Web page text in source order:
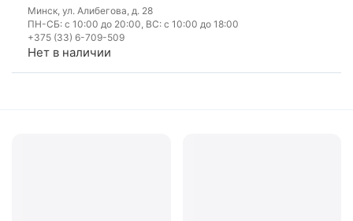
Минск, ул. Алибегова, д. 28
ПН-СБ: с 10:00 до 20:00, ВС: с 10:00 до 18:00
+375 (33) 6-709-509
Нет в наличии